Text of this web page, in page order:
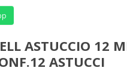
ASTUCCIO 12
ASTUCCI